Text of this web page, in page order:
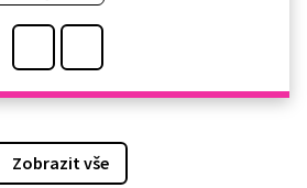
Zobrazit vše